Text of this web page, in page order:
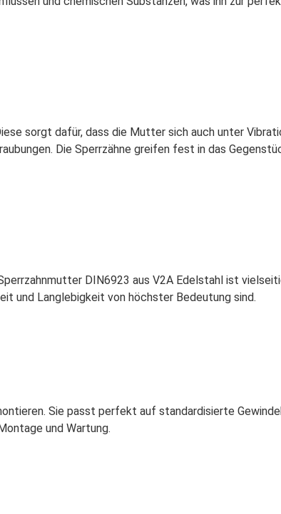
sorgt dafür, dass die Mutter sich auch unter
Die Sperrzähne greifen fest in das
DIN6923 aus V2A Edelstahl ist
und Langlebigkeit von höchster Bedeutung sind.
Sie passt perfekt auf standardisierte
und Wartung.